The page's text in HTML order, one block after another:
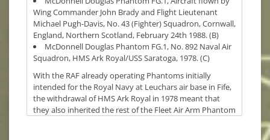
Wing Commander John Brady and Flight Lieutenant
Michael Pugh-Davis, No. 43 (Fighter) Squadron, Cornwall,
England, Northern Scotland, February 24th 1988. (B)
McDonnell Douglas Phantom FG.1, No. 892 Naval Air
Squadron, HMS Ark Royal/USS Saratoga, 1978. (C)
With the RAF already operating Phantoms initially
intended for the Royal Navy at Leuchars air base in Fife,
the withdrawal of HMS Ark Royal in 1978 meant that
they also inherited the rest of the Fleet Air Arm Phantom